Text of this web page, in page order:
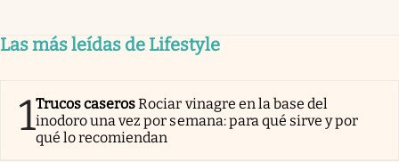
Las más leídas de Lifestyle
1Trucos caserosRociar vinagre en la base del
inodoro una vez por semana: para qué sirve y por
qué lo recomiendan